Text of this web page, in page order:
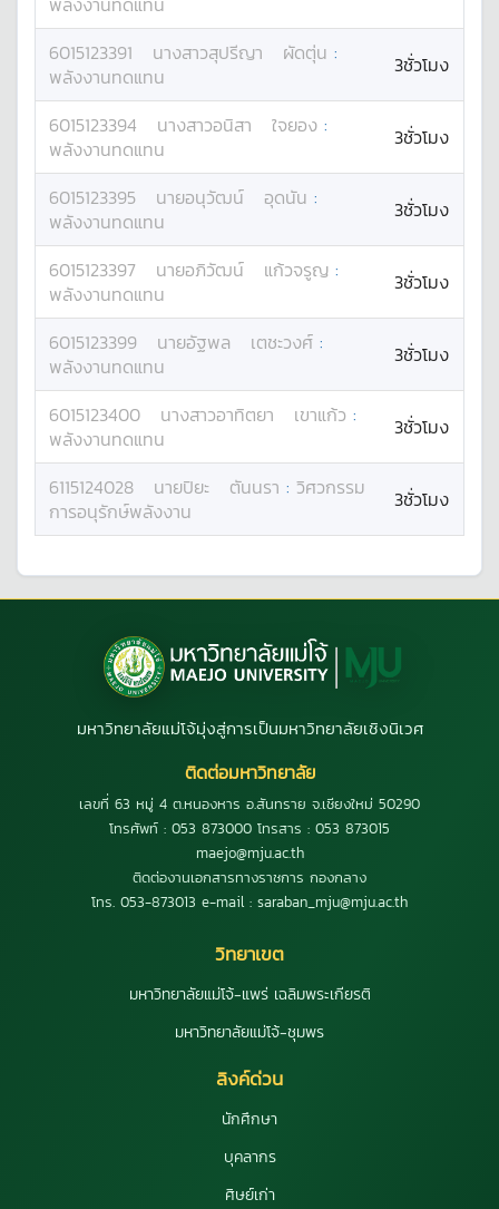
6015123391 นางสาวสุปรีญา ผัดตุ่น :
พลังงานทดแทน
3ชั่วโมง
6015123394 นางสาวอนิสา ใจยอง :
พลังงานทดแทน
3ชั่วโมง
6015123395 นายอนุวัฒน์ อุดนัน :
พลังงานทดแทน
3ชั่วโมง
6015123397 นายอภิวัฒน์ แก้วจรูญ :
พลังงานทดแทน
3ชั่วโมง
6015123399 นายอัฐพล เตชะวงศ์ :
พลังงานทดแทน
3ชั่วโมง
6015123400 นางสาวอาทิตยา เขาแก้ว :
พลังงานทดแทน
3ชั่วโมง
6115124028 นายปิยะ ตันนรา : วิศวกรรม
การอนุรักษ์พลังงาน
3ชั่วโมง
มหาวิทยาลัยแม่โจ้มุ่งสู่การเป็นมหาวิทยาลัยเชิงนิเวศ
ติดต่อมหาวิทยาลัย
เลขที่ 63 หมู่ 4 ต.หนองหาร อ.สันทราย จ.เชียงใหม่ 50290
โทรศัพท์ : 053 873000 โทรสาร : 053 873015
maejo@mju.ac.th
ติดต่องานเอกสารทางราชการ กองกลาง
โทร. 053-873013 e-mail : saraban_mju@mju.ac.th
วิทยาเขต
มหาวิทยาลัยแม่โจ้-แพร่ เฉลิมพระเกียรติ
มหาวิทยาลัยแม่โจ้-ชุมพร
ลิงค์ด่วน
นักศึกษา
บุคลากร
ศิษย์เก่า